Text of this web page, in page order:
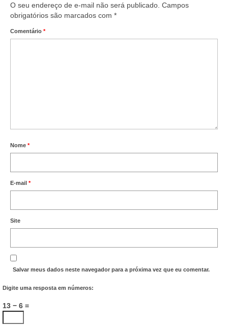
O seu endereço de e-mail não será publicado. Campos
obrigatórios são marcados com *
Comentário *
Nome *
E-mail *
Site
Salvar meus dados neste navegador para a próxima vez que eu comentar.
Digite uma resposta em números:
13 − 6 =